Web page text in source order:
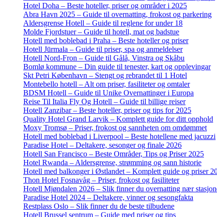
Hotel Doha – Beste hoteller, priser og områder i 2025
Abra Havn 2025 – Guide til overnatting, frokost og parkering
Aldersgrense Hotell – Guide til reglene for under 18
Molde Fjordstuer – Guide til hotell, mat og badstue
Hotell med boblebad i Praha – Beste hoteller og priser
Hotell Jūrmala – Guide til priser, spa og anmeldelser
Hotell Nord-Fron – Guide til Gålå, Vinstra og Skåbu
Bomlø kommune – Din guide til tenester, kart og opplevingar
Skt Petri København – Stengt og rebrandet til 1 Hotel
Montebello hotell – Alt om priser, fasiliteter og omtaler
BDSM Hotell – Guide til Unike Overnattinger i Europa
Reise Til Italia Fly Og Hotell – Guide til billige reiser
Hotell Zanzibar – Beste hoteller, priser og tips for 2025
Quality Hotel Grand Larvik – Komplett guide for ditt opphold
Moxy Tromsø – Priser, frokost og sannheten om omdømmet
Hotell med boblebad i Liverpool – Beste hotellene med jacuzzi
Paradise Hotel – Deltakere, sesonger og finale 2026
Hotell San Francisco – Beste Områder, Tips og Priser 2025
Hotel Rwanda – Aldersgrense, strømming og sann historie
Hotell med balkonger i Østlandet – Komplett guide og priser
Thon Hotel Fosnavåg – Priser, frokost og fasiliteter
Hotell Mjøndalen 2026 – Slik finner du overnatting nær
Paradise Hotel 2024 – Deltakere, vinner og sesongfakta
Restplass Oslo – Slik finner du de beste tilbudene
Hotell Brussel sentrum – Guide med priser og tips